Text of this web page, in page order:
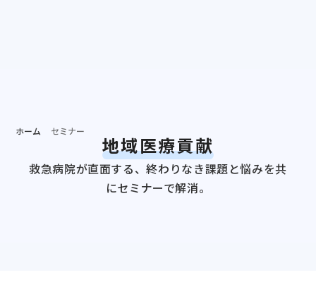
ホーム セミナー
地域医療貢献
救急病院が直面する、終わりなき課題と悩みを共
にセミナーで解消。